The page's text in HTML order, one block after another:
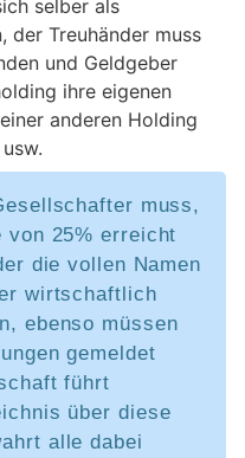
selber als
Treuhänder muss
und Geldgeber
ihre eigenen
anderen Holding
muss,
von 25% erreicht
die vollen Namen
wirtschaftlich
ebenso müssen
gemeldet
führt
über diese
alle dabei